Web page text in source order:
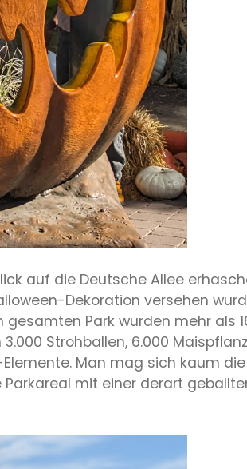
auf die Deutsche Allee
Dekoration versehen
Park wurden mehr als
Strohballen, 6.000
Man mag sich kaum die
mit einer derart